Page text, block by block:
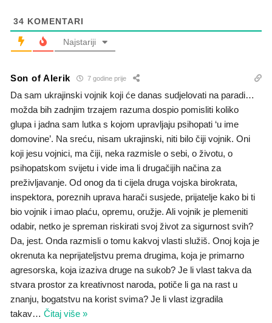
34 KOMENTARI
Najstariji
Son of Alerik 7 godine prije
Da sam ukrajinski vojnik koji će danas sudjelovati na paradi…
možda bih zadnjim trzajem razuma dospio pomisliti koliko
glupa i jadna sam lutka s kojom upravljaju psihopati ‘u ime
domovine’. Na sreću, nisam ukrajinski, niti bilo čiji vojnik. Oni
koji jesu vojnici, ma čiji, neka razmisle o sebi, o životu, o
psihopatskom svijetu i vide ima li drugačijih načina za
preživljavanje. Od onog da ti cijela druga vojska birokrata,
inspektora, poreznih uprava harači susjede, prijatelje kako bi ti
bio vojnik i imao plaću, opremu, oružje. Ali vojnik je plemeniti
odabir, netko je spreman riskirati svoj život za sigurnost svih?
Da, jest. Onda razmisli o tomu kakvoj vlasti služiš. Onoj koja je
okrenuta ka neprijateljstvu prema drugima, koja je primarno
agresorska, koja izaziva druge na sukob? Je li vlast takva da
stvara prostor za kreativnost naroda, potiče li ga na rast u
znanju, bogatstvu na korist svima? Je li vlast izgradila
takav… Čitaj više »